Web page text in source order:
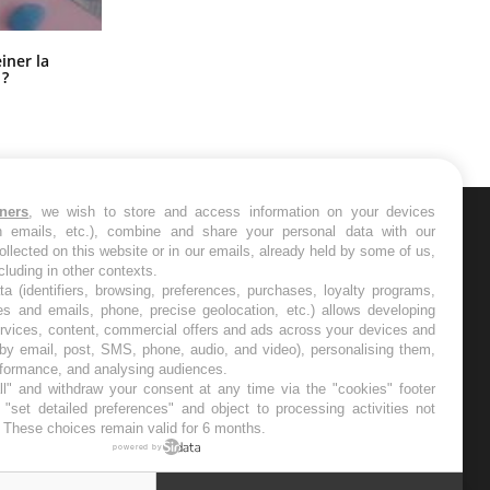
la
les semaines les meilleures
, we wish to store and access information on your devices
emails, etc.), combine and share your personal data with our
on this website or in our emails, already held by some of us,
in other contexts.
(identifiers, browsing, preferences, purchases, loyalty programs,
and emails, phone, precise geolocation, etc.) allows developing
content, commercial offers and ads across your devices and
email, post, SMS, phone, audio, and video), personalising them,
and analysing audiences.
and withdraw your consent at any time via the "cookies" footer
detailed preferences" and object to processing activities not
choices remain valid for 6 months.
powered by